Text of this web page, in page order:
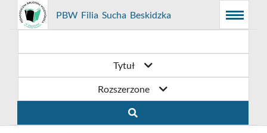
Menu
główne
Wyszukiwarka
Treść
główna
Prolib
Integro
-
główna
PBW Filia Sucha Beskidzka
Menu
Tytuł
Rozszerzone